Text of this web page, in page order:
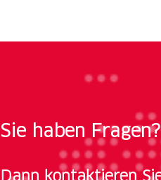
Sie haben Fragen?